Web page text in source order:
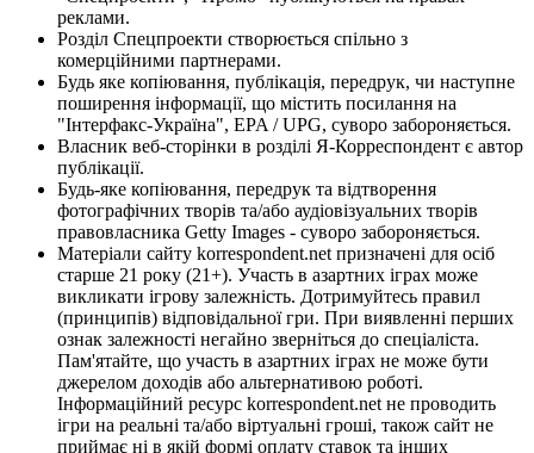
реклами.
Розділ Спецпроекти створюється спільно з
комерційними партнерами.
Будь яке копіювання, публікація, передрук, чи наступне
поширення інформації, що містить посилання на
"Інтерфакс-Україна", EPA / UPG, суворо забороняється.
Власник веб-сторінки в розділі Я-Корреспондент є автор
публікації.
Будь-яке копіювання, передрук та відтворення
фотографічних творів та/або аудіовізуальних творів
правовласника Getty Images - суворо забороняється.
Матеріали сайту korrespondent.net призначені для осіб
старше 21 року (21+). Участь в азартних іграх може
викликати ігрову залежність. Дотримуйтесь правил
(принципів) відповідальної гри. При виявленні перших
ознак залежності негайно зверніться до спеціаліста.
Пам'ятайте, що участь в азартних іграх не може бути
джерелом доходів або альтернативою роботі.
Інформаційний ресурс korrespondent.net не проводить
ігри на реальні та/або віртуальні гроші, також сайт не
приймає ні в якій формі оплату ставок та інших